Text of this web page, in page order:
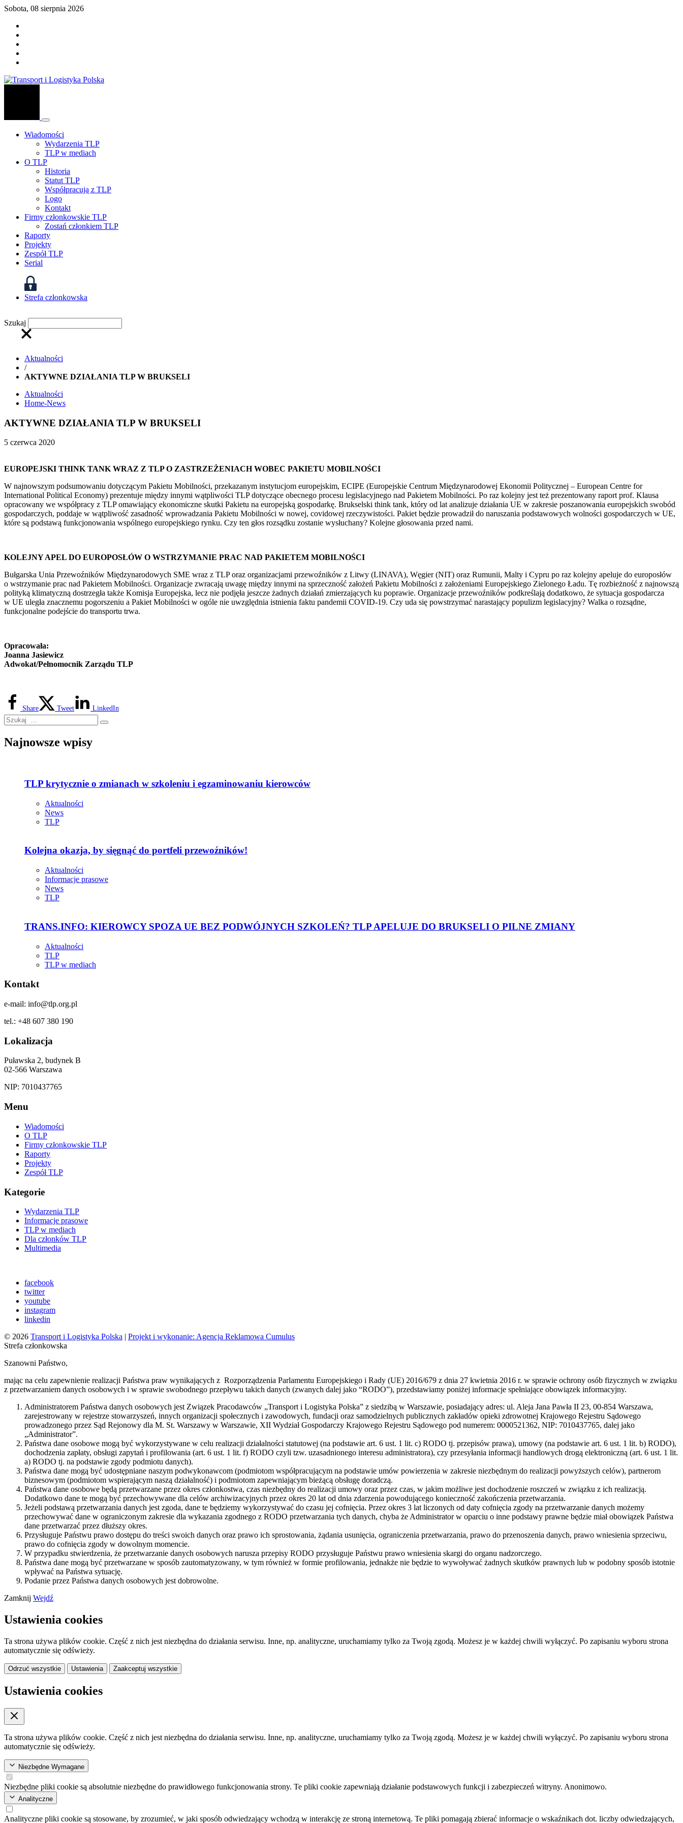
Sobota, 08 sierpnia 2026
Wiadomości
Wydarzenia TLP
TLP w mediach
O TLP
Historia
Statut TLP
Współpracują z TLP
Logo
Kontakt
Firmy członkowskie TLP
Zostań członkiem TLP
Raporty
Projekty
Zespół TLP
Serial
Strefa członkowska
Szukaj
Aktualności
/
AKTYWNE DZIAŁANIA TLP W BRUKSELI
Aktualności
Home-News
AKTYWNE DZIAŁANIA TLP W BRUKSELI
5 czerwca 2020
EUROPEJSKI THINK TANK WRAZ Z TLP O ZASTRZEŻENIACH WOBEC PAKIETU MOBILNOŚCI
W najnowszym podsumowaniu dotyczącym Pakietu Mobilności, przekazanym instytucjom europejskim, ECIPE (Europejskie Centrum Międzynarodowej Ekonomii Politycznej – European Centre for
International Political Economy) prezentuje między innymi wątpliwości TLP dotyczące obecnego procesu legislacyjnego nad Pakietem Mobilności. Po raz kolejny jest też prezentowany raport prof. Klausa
opracowany we współpracy z TLP omawiający ekonomiczne skutki Pakietu na europejską gospodarkę. Brukselski think tank, który od lat analizuje działania UE w zakresie poszanowania europejskich swobód
gospodarczych, poddaje w wątpliwość zasadność wprowadzania Pakietu Mobilności w nowej, covidowej rzeczywistości. Pakiet będzie prowadził do naruszania podstawowych wolności gospodarczych w UE,
które są podstawą funkcjonowania wspólnego europejskiego rynku. Czy ten głos rozsądku zostanie wysłuchany? Kolejne głosowania przed nami.
KOLEJNY APEL DO EUROPOSŁÓW O WSTRZYMANIE PRAC NAD PAKIETEM MOBILNOŚCI
Bułgarska Unia Przewoźników Międzynarodowych SME wraz z TLP oraz organizacjami przewoźników z Litwy (LINAVA), Węgier (NIT) oraz Rumunii, Malty i Cypru po raz kolejny apeluje do europosłów
o wstrzymanie prac nad Pakietem Mobilności. Organizacje zwracają uwagę między innymi na sprzeczność założeń Pakietu Mobilności z założeniami Europejskiego Zielonego Ładu. Tę rozbieżność z najnowszą
polityką klimatyczną dostrzegła także Komisja Europejska, lecz nie podjęła jeszcze żadnych działań zmierzających ku poprawie. Organizacje przewoźników podkreślają dodatkowo, że sytuacja gospodarcza
w UE uległa znacznemu pogorszeniu a Pakiet Mobilności w ogóle nie uwzględnia istnienia faktu pandemii COVID-19. Czy uda się powstrzymać narastający populizm legislacyjny? Walka o rozsądne,
funkcjonalne podejście do transportu trwa.
Opracowała:
Joanna Jasiewicz
Adwokat/Pełnomocnik Zarządu TLP
Share Tweet LinkedIn
Najnowsze wpisy
TLP krytycznie o zmianach w szkoleniu i egzaminowaniu kierowców
Aktualności
News
TLP
Kolejna okazja, by sięgnąć do portfeli przewoźników!
Aktualności
Informacje prasowe
News
TLP
TRANS.INFO: KIEROWCY SPOZA UE BEZ PODWÓJNYCH SZKOLEŃ? TLP APELUJE DO BRUKSELI O PILNE ZMIANY
Aktualności
TLP
TLP w mediach
Kontakt
e-mail: info@tlp.org.pl
tel.: +48 607 380 190
Lokalizacja
Puławska 2, budynek B
02-566 Warszawa
NIP: 7010437765
Menu
Wiadomości
O TLP
Firmy członkowskie TLP
Raporty
Projekty
Zespół TLP
Kategorie
Wydarzenia TLP
Informacje prasowe
TLP w mediach
Dla członków TLP
Multimedia
facebook
twitter
youtube
instagram
linkedin
© 2026 Transport i Logistyka Polska | Projekt i wykonanie: Agencja Reklamowa Cumulus
Strefa członkowska
Szanowni Państwo,
mając na celu zapewnienie realizacji Państwa praw wynikających z Rozporządzenia Parlamentu Europejskiego i Rady (UE) 2016/679 z dnia 27 kwietnia 2016 r. w sprawie ochrony osób fizycznych w związku
z przetwarzaniem danych osobowych i w sprawie swobodnego przepływu takich danych (zwanych dalej jako “RODO”), przedstawiamy poniżej informacje spełniające obowiązek informacyjny.
Administratorem Państwa danych osobowych jest Związek Pracodawców „Transport i Logistyka Polska” z siedzibą w Warszawie, posiadający adres: ul. Aleja Jana Pawła II 23, 00-854 Warszawa,
zarejestrowany w rejestrze stowarzyszeń, innych organizacji społecznych i zawodowych, fundacji oraz samodzielnych publicznych zakładów opieki zdrowotnej Krajowego Rejestru Sądowego
prowadzonego przez Sąd Rejonowy dla M. St. Warszawy w Warszawie, XII Wydział Gospodarczy Krajowego Rejestru Sądowego pod numerem: 0000521362, NIP: 7010437765, dalej jako
„Administrator”.
Państwa dane osobowe mogą być wykorzystywane w celu realizacji działalności statutowej (na podstawie art. 6 ust. 1 lit. c) RODO tj. przepisów prawa), umowy (na podstawie art. 6 ust. 1 lit. b) RODO),
dochodzenia zapłaty, obsługi zapytań i profilowania (art. 6 ust. 1 lit. f) RODO czyli tzw. uzasadnionego interesu administratora), czy przesyłania informacji handlowych drogą elektroniczną (art. 6 ust. 1 lit.
a) RODO tj. na podstawie zgody podmiotu danych).
Państwa dane mogą być udostępniane naszym podwykonawcom (podmiotom współpracującym na podstawie umów powierzenia w zakresie niezbędnym do realizacji powyższych celów), partnerom
biznesowym (podmiotom wspierającym naszą działalność) i podmiotom zapewniającym bieżącą obsługę doradczą.
Państwa dane osobowe będą przetwarzane przez okres członkostwa, czas niezbędny do realizacji umowy oraz przez czas, w jakim możliwe jest dochodzenie roszczeń w związku z ich realizacją.
Dodatkowo dane te mogą być przechowywane dla celów archiwizacyjnych przez okres 20 lat od dnia zdarzenia powodującego konieczność zakończenia przetwarzania.
Jeżeli podstawą przetwarzania danych jest zgoda, dane te będziemy wykorzystywać do czasu jej cofnięcia. Przez okres 3 lat liczonych od daty cofnięcia zgody na przetwarzanie danych możemy
przechowywać dane w ograniczonym zakresie dla wykazania zgodnego z RODO przetwarzania tych danych, chyba że Administrator w oparciu o inne podstawy prawne będzie miał obowiązek Państwa
dane przetwarzać przez dłuższy okres.
Przysługuje Państwu prawo dostępu do treści swoich danych oraz prawo ich sprostowania, żądania usunięcia, ograniczenia przetwarzania, prawo do przenoszenia danych, prawo wniesienia sprzeciwu,
prawo do cofnięcia zgody w dowolnym momencie.
W przypadku stwierdzenia, że przetwarzanie danych osobowych narusza przepisy RODO przysługuje Państwu prawo wniesienia skargi do organu nadzorczego.
Państwa dane mogą być przetwarzane w sposób zautomatyzowany, w tym również w formie profilowania, jednakże nie będzie to wywoływać żadnych skutków prawnych lub w podobny sposób istotnie
wpływać na Państwa sytuację.
Podanie przez Państwa danych osobowych jest dobrowolne.
Zamknij Wejdź
Ustawienia cookies
Ta strona używa plików cookie. Część z nich jest niezbędna do działania serwisu. Inne, np. analityczne, uruchamiamy tylko za Twoją zgodą. Możesz je w każdej chwili wyłączyć. Po zapisaniu wyboru strona
automatycznie się odświeży.
Odrzuć wszystkie Ustawienia Zaakceptuj wszystkie
Ustawienia cookies
Ta strona używa plików cookie. Część z nich jest niezbędna do działania serwisu. Inne, np. analityczne, uruchamiamy tylko za Twoją zgodą. Możesz je w każdej chwili wyłączyć. Po zapisaniu wyboru strona
automatycznie się odświeży.
Niezbędne Wymagane
Niezbędne pliki cookie są absolutnie niezbędne do prawidłowego funkcjonowania strony. Te pliki cookie zapewniają działanie podstawowych funkcji i zabezpieczeń witryny. Anonimowo.
Analityczne
Analityczne pliki cookie są stosowane, by zrozumieć, w jaki sposób odwiedzający wchodzą w interakcję ze stroną internetową. Te pliki pomagają zbierać informacje o wskaźnikach dot. liczby odwiedzających,